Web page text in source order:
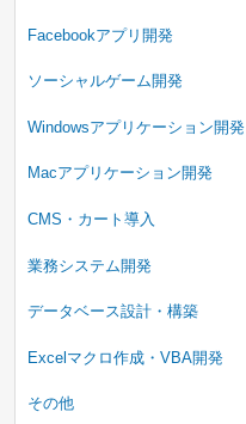
Facebookアプリ開発
ソーシャルゲーム開発
Windowsアプリケーション開発
Macアプリケーション開発
CMS・カート導入
業務システム開発
データベース設計・構築
Excelマクロ作成・VBA開発
その他